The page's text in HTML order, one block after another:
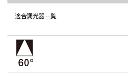
適合調光器一覧